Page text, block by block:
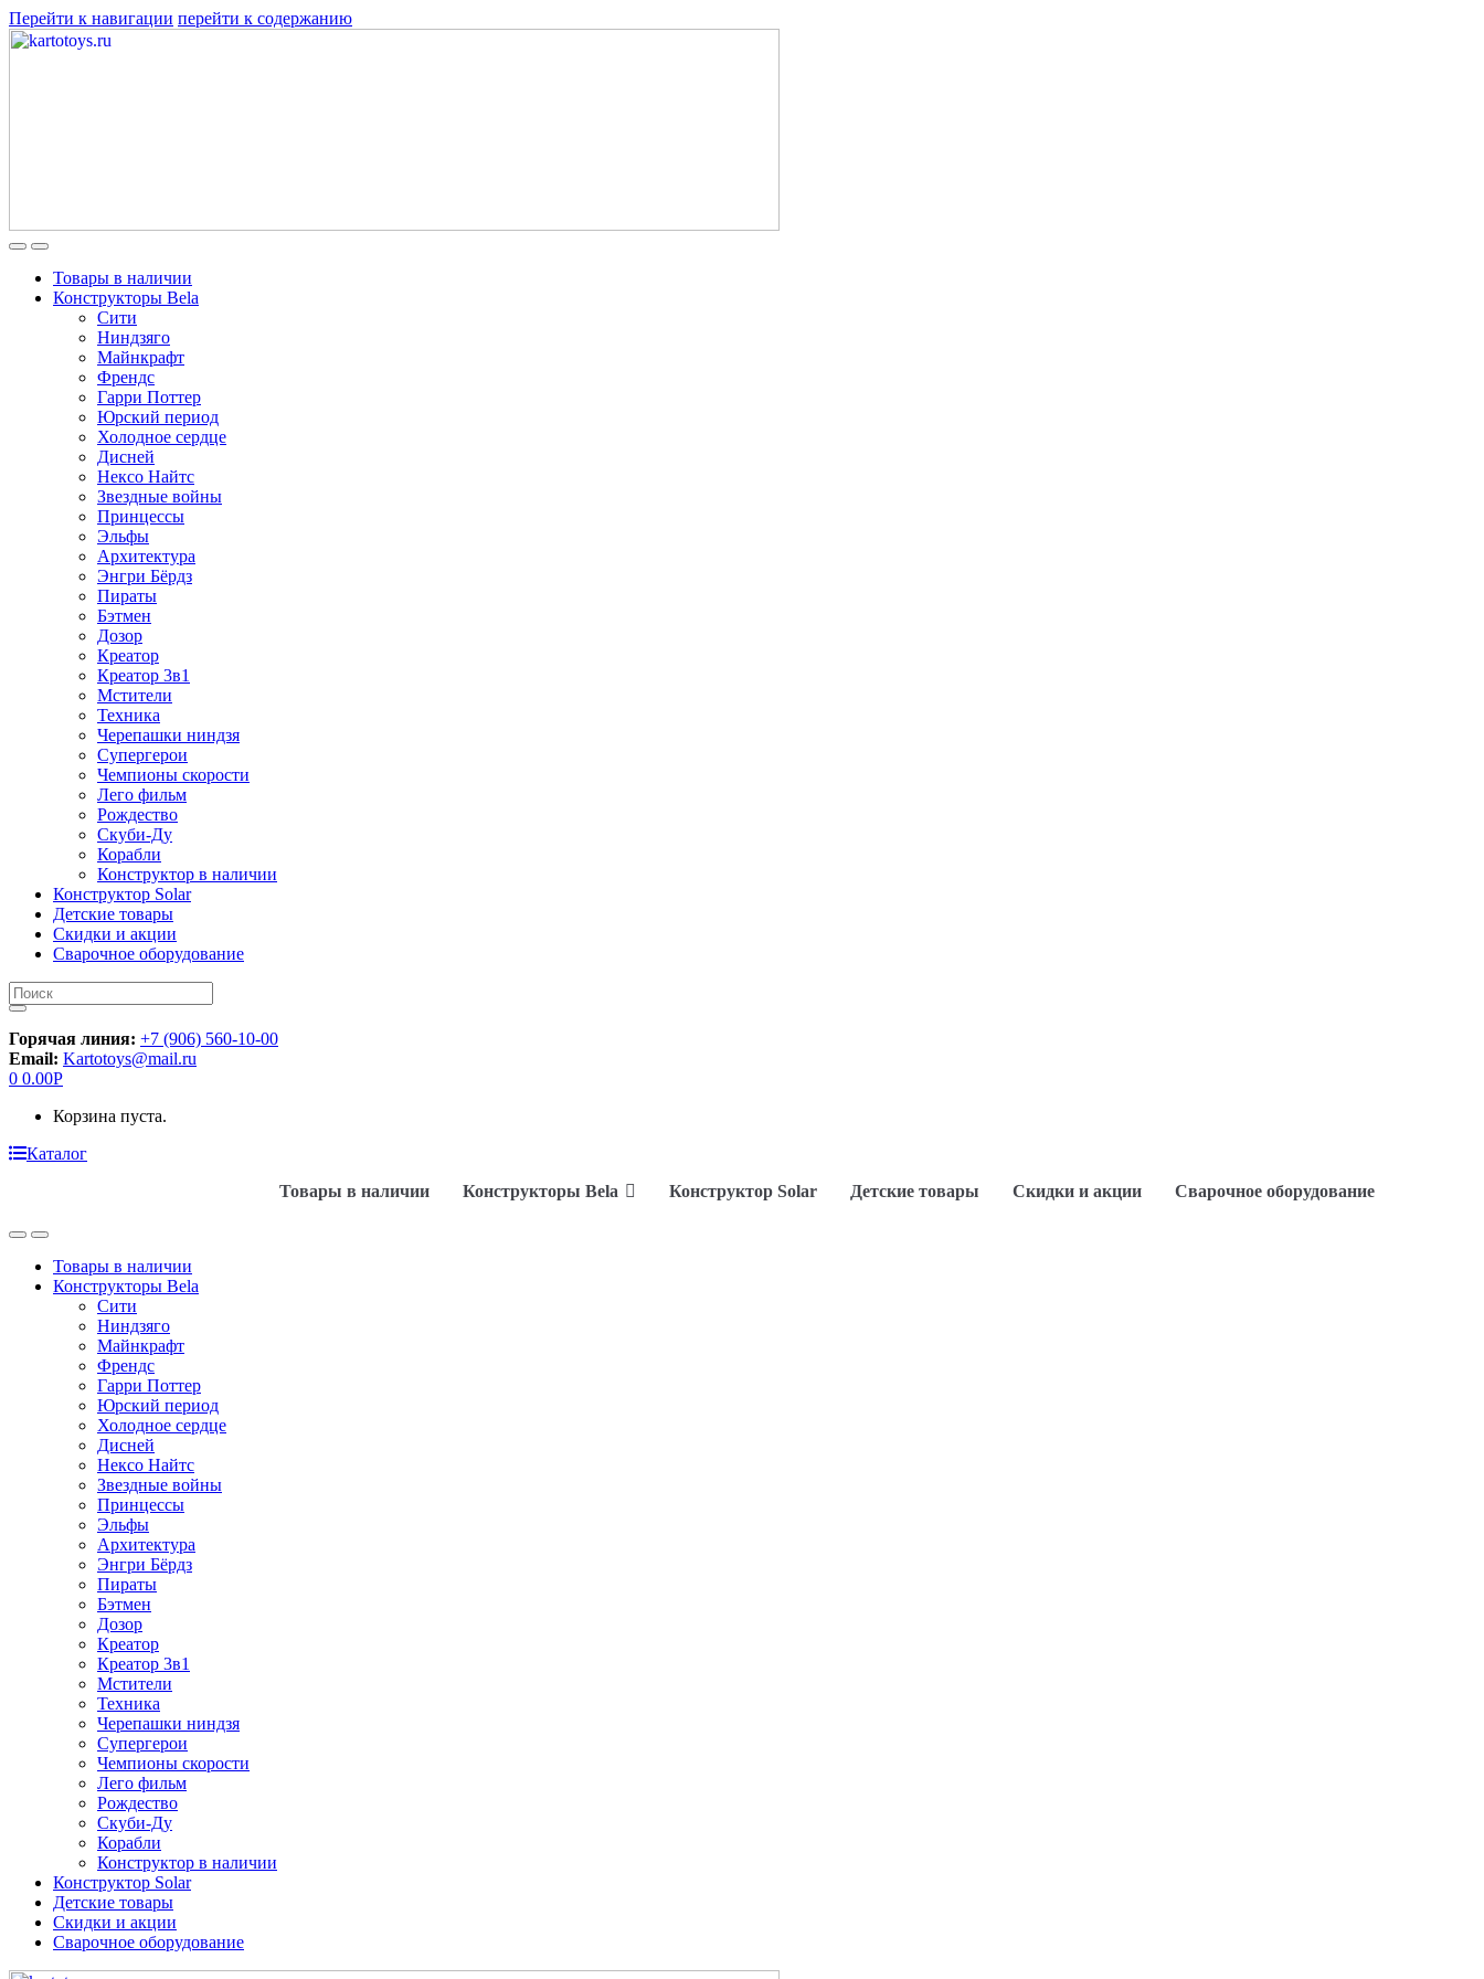
Перейти к навигации перейти к содержанию
Товары в наличии
Конструкторы Bela
Сити
Ниндзяго
Майнкрафт
Френдс
Гарри Поттер
Юрский период
Холодное сердце
Дисней
Нексо Найтс
Звездные войны
Принцессы
Эльфы
Архитектура
Энгри Бёрдз
Пираты
Бэтмен
Дозор
Креатор
Креатор 3в1
Мстители
Техника
Черепашки ниндзя
Супергерои
Чемпионы скорости
Лего фильм
Рождество
Скуби-Ду
Корабли
Конструктор в наличии
Конструктор Solar
Детские товары
Скидки и акции
Сварочное оборудование
Искать:
Горячая линия: +7 (906) 560-10-00
Email: Kartotoys@mail.ru
0 0.00Р
Корзина пуста.
Каталог
Товары в наличии
Конструкторы Bela Конструктор Solar Детские товары Скидки и акции Сварочное оборудование
Товары в наличии
Конструкторы Bela
Сити
Ниндзяго
Майнкрафт
Френдс
Гарри Поттер
Юрский период
Холодное сердце
Дисней
Нексо Найтс
Звездные войны
Принцессы
Эльфы
Архитектура
Энгри Бёрдз
Пираты
Бэтмен
Дозор
Креатор
Креатор 3в1
Мстители
Техника
Черепашки ниндзя
Супергерои
Чемпионы скорости
Лего фильм
Рождество
Скуби-Ду
Корабли
Конструктор в наличии
Конструктор Solar
Детские товары
Скидки и акции
Сварочное оборудование